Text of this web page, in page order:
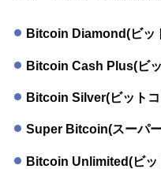
Bitcoin Diamond(ビッ
Bitcoin Cash Plus(ビ
Bitcoin Silver(ビット
Super Bitcoin(スーパ
Bitcoin Unlimited(ビッ